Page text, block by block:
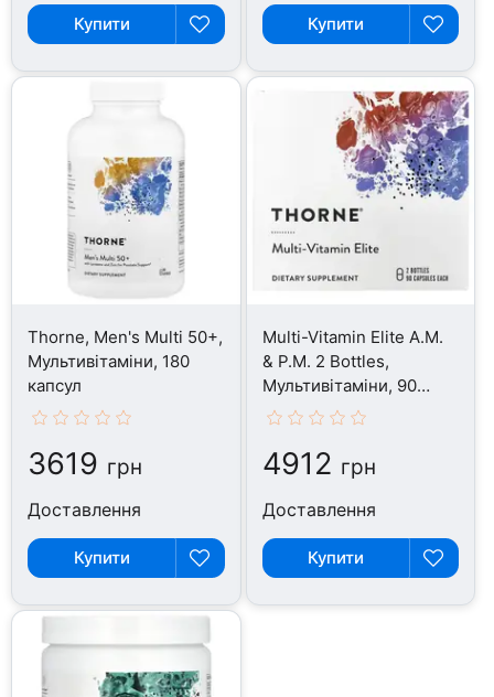
Купити Купити
Thorne, Men's Multi 50+,
Мультивітаміни, 180
капсул
3619 грн
Доставлення
Купити
Multi-Vitamin Elite A.M.
& P.M. 2 Bottles,
Мультивітаміни, 90
капсул
4912 грн
Доставлення
Купити